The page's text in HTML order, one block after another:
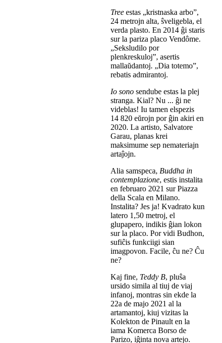
Treeestas „kristnaska arbo”,
24 metrojn alta, ŝveligebla, el
verda plasto. En 2014 ĝi staris
sur la pariza placo Vendôme.
„Seksludilo por
plenkreskuloj”, asertis
mallaŭdantoj. „Dia totemo”,
rebatis admirantoj.
Io sonosendube estas la plej
stranga. Kial? Nu ... ĝi ne
videblas! Iu tamen elspezis
14 820 eŭrojn por ĝin akiri en
2020. La artisto, Salvatore
Garau, planas krei
maksimume sep nemateriajn
artaĵojn.
Alia samspeca, Buddha in
contemplazione, estis instalita
en februaro 2021 sur Piazza
della Scala en Milano.
Instalita? Jes ja! Kvadrato kun
latero 1,50 metroj, el
glupapero, indikis ĝian lokon
sur la placo. Por vidi Budhon,
sufiĉis funkciigi sian
imagpovon. Facile, ĉu ne? Ĉu
ne?
Kaj fine, Teddy B, pluŝa
ursido simila al tiuj de viaj
infanoj, montras sin ekde la
22a de majo 2021 al la
artamantoj, kiuj vizitas la
Kolekton de Pinault en la
iama Komerca Borso de
Parizo, iĝinta nova artejo.